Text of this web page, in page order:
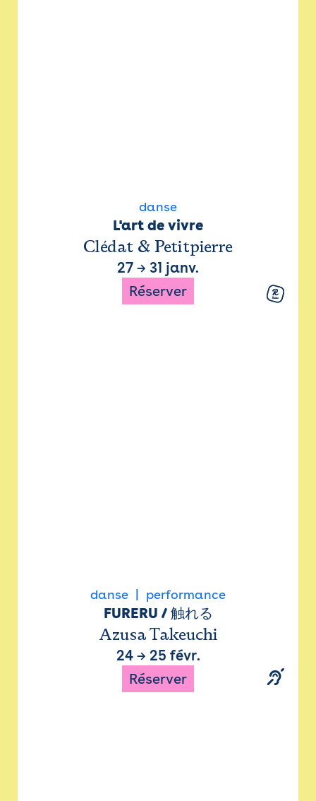
danse
L'art de vivre
Clédat & Petitpierre
27 → 31 janv.
Réserver
danse performance
FURERU / 触れる
Azusa Takeuchi
24→ 25 févr.
Réserver